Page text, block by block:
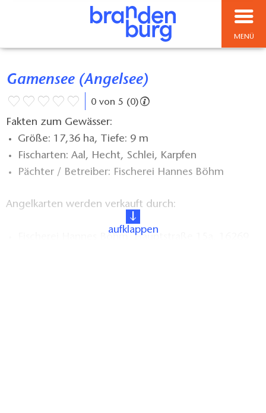
MENÜ
Gamensee (Angelsee)
0 von 5 (0)
Fakten zum Gewässer:
Größe: 17,36 ha, Tiefe: 9 m
Fischarten: Aal, Hecht, Schlei, Karpfen
Pächter / Betreiber: Fischerei Hannes Böhm
Angelkarten werden verkauft durch:
Fischerei Hannes Böhm, Hauptstraße 15a, 16269
aufklappen